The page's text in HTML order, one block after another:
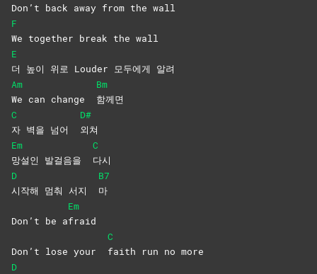
Don’t back away from the wall
F
We together break the wall
E
더 높이 위로 Louder 모두에게 알려
Am
We can change
Bm
함께면
C
자 벽을 넘어
D#
외쳐
Em
망설인 발걸음을
C
다시
D
시작해 멈춰 서지
B7
마
Don’t be a
Em
fraid
Don’t lose your
C
faith run no more
D